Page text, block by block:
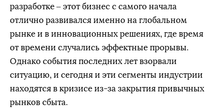
разработке – этот бизнес с самого начала
отлично развивался именно на глобальном
рынке и в инновационных решениях, где время
от времени случались эффектные прорывы.
Однако события последних лет взорвали
ситуацию, и сегодня и эти сегменты индустрии
находятся в кризисе из-за закрытия привычных
рынков сбыта.